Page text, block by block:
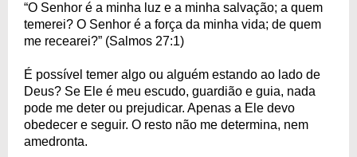
“O Senhor é a minha luz e a minha salvação; a quem
temerei? O Senhor é a força da minha vida; de quem
me recearei?” (Salmos 27:1)
É possível temer algo ou alguém estando ao lado de
Deus? Se Ele é meu escudo, guardião e guia, nada
pode me deter ou prejudicar. Apenas a Ele devo
obedecer e seguir. O resto não me determina, nem
amedronta.